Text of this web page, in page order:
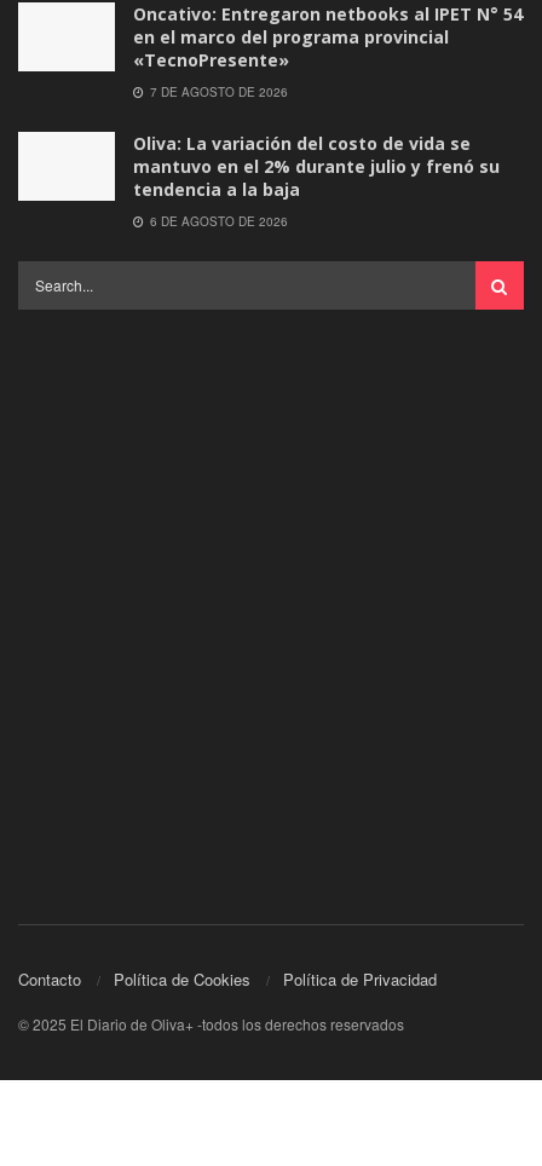
Oncativo: Entregaron netbooks al IPET N° 54
en el marco del programa provincial
«TecnoPresente»
7 DE AGOSTO DE 2026
Oliva: La variación del costo de vida se
mantuvo en el 2% durante julio y frenó su
tendencia a la baja
6 DE AGOSTO DE 2026
Contacto Política de Cookies Política de Privacidad
© 2025 El Diario de Oliva+ -todos los derechos reservados